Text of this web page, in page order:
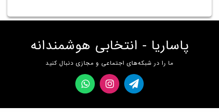
پاساریا - انتخابی هوشمندانه
ما را در شبکه‌های اجتماعی و مجازی دنبال کنید